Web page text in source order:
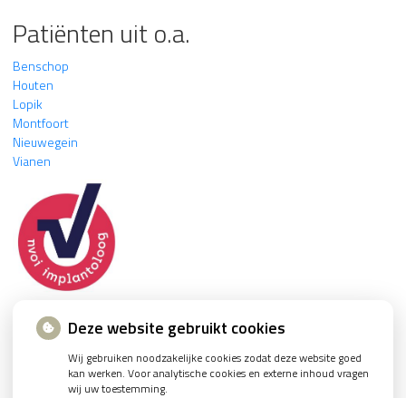
Patiënten uit o.a.
Benschop
Houten
Lopik
Montfoort
Nieuwegein
Vianen
Deze website gebruikt cookies
Wij gebruiken noodzakelijke cookies zodat deze website goed
kan werken. Voor analytische cookies en externe inhoud vragen
wij uw toestemming.